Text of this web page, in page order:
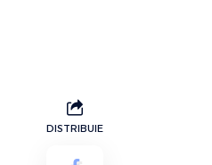
DISTRIBUIE